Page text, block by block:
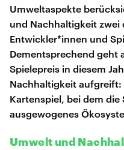
Umweltaspekte
und Nachhaltigkeit zwei
Entwickler*innen und
Dementsprechend geht
Spielepreis in diesem
Nachhaltigkeit aufgreift:
Kartenspiel, bei dem
ausgewogenes
Umwelt und